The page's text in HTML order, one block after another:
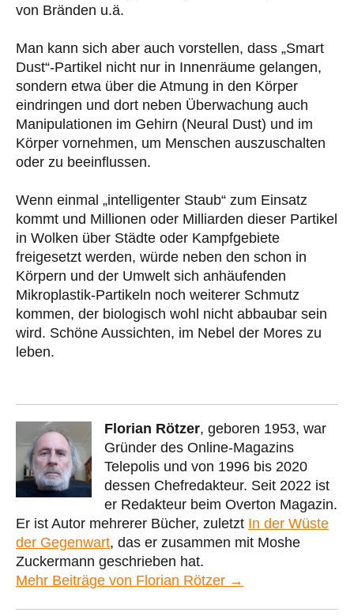
von Bränden u.ä.
Man kann sich aber auch vorstellen, dass „Smart
Dust“-Partikel nicht nur in Innenräume gelangen,
sondern etwa über die Atmung in den Körper
eindringen und dort neben Überwachung auch
Manipulationen im Gehirn (Neural Dust) und im
Körper vornehmen, um Menschen auszuschalten
oder zu beeinflussen.
Wenn einmal „intelligenter Staub“ zum Einsatz
kommt und Millionen oder Milliarden dieser Partikel
in Wolken über Städte oder Kampfgebiete
freigesetzt werden, würde neben den schon in
Körpern und der Umwelt sich anhäufenden
Mikroplastik-Partikeln noch weiterer Schmutz
kommen, der biologisch wohl nicht abbaubar sein
wird. Schöne Aussichten, im Nebel der Mores zu
leben.
Florian Rötzer, geboren 1953, war
Gründer des Online-Magazins
Telepolis und von 1996 bis 2020
dessen Chefredakteur. Seit 2022 ist
er Redakteur beim Overton Magazin.
Er ist Autor mehrerer Bücher, zuletzt In der Wüste
der Gegenwart, das er zusammen mit Moshe
Zuckermann geschrieben hat.
Mehr Beiträge von Florian Rötzer →